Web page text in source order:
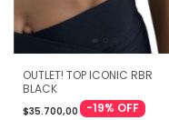
OUTLET! TOP ICONIC RBR
BLACK
$35.700,00 -19% OFF